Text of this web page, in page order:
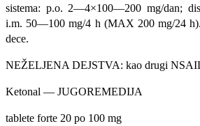
sistema: p.o. 2—4×100—200 mg/dan;
i.m. 50—100 mg/4 h (MAX 200 mg/24
dece.
NEŽELJENA DEJSTVA: kao drugi
Ketonal — JUGOREMEDIJA
tablete forte 20 po 100 mg